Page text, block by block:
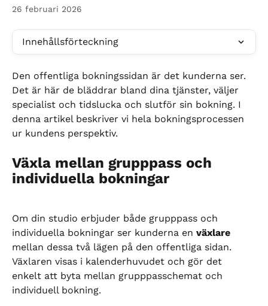
26 februari 2026
Innehållsförteckning
Den offentliga bokningssidan är det kunderna ser.
Det är här de bläddrar bland dina tjänster, väljer
specialist och tidslucka och slutför sin bokning. I
denna artikel beskriver vi hela bokningsprocessen
ur kundens perspektiv.
Växla mellan grupppass och
individuella bokningar
Om din studio erbjuder både grupppass och
individuella bokningar ser kunderna en växlare
mellan dessa två lägen på den offentliga sidan.
Växlaren visas i kalenderhuvudet och gör det
enkelt att byta mellan grupppasschemat och
individuell bokning.